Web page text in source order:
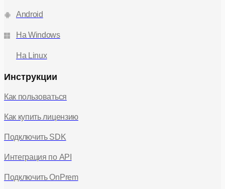
Android
На Windows
На Linux
Инструкции
Как пользоваться
Как купить лицензию
Подключить SDK
Интеграция по API
Подключить OnPrem